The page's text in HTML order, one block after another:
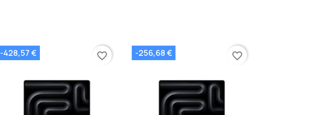
-428,57 € favorite_border -256,68 € favorite_border